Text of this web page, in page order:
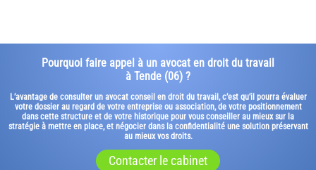
Pourquoi faire appel à un avocat en droit du travail
à Tende (06) ?
L’avantage de consulter un avocat conseil en droit du travail, c’est qu’il pourra évaluer
votre dossier au regard de votre entreprise ou association, de votre positionnement
dans cette structure et de votre historique pour vous conseiller au mieux sur la
stratégie à mettre en place, et négocier dans la confidentialité une solution préservant
au mieux vos droits.
Contacter le cabinet